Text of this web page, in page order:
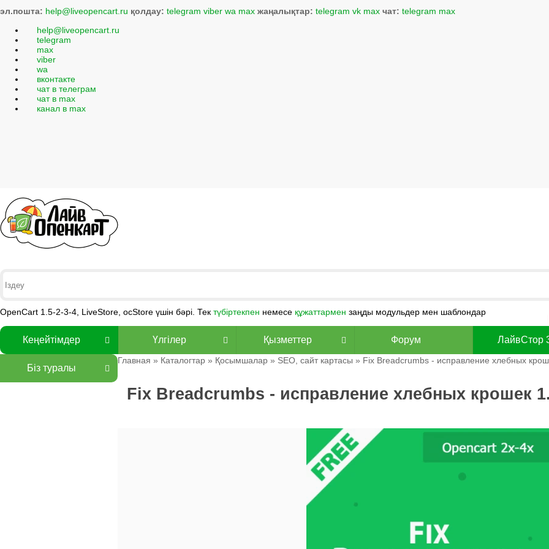
эл.пошта: help@liveopencart.ru қолдау: telegram viber wa max жаңалықтар: telegram vk max чат: telegram max
help@liveopencart.ru
telegram
max
viber
wa
вконтакте
чат в телеграм
чат в max
канал в max
OpenCart 1.5-2-3-4, LiveStore, ocStore үшін бәрі. Тек түбіртекпен немесе құжаттармен заңды модульдер мен шаблондар
Кеңейтімдер Үлгілер Қызметтер Форум ЛайвСтор
Біз туралы
Главная » Каталогтар» Қосымшалар» SEO, сайт картасы » Fix Breadcrumbs - исправление хлебных
Fix Breadcrumbs - исправление хлебных крошек